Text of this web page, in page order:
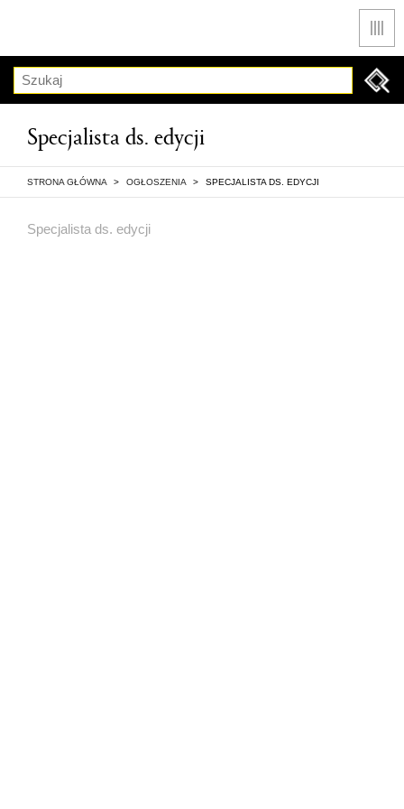
Szukaj
Specjalista ds. edycji
STRONA GŁÓWNA > OGŁOSZENIA > SPECJALISTA DS. EDYCJI
Specjalista ds. edycji